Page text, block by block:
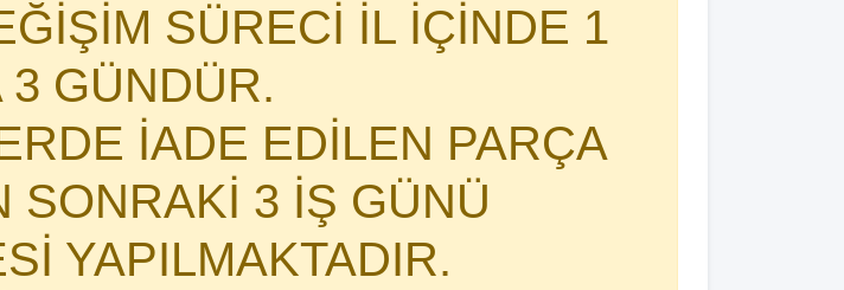
SÜRECİ İL İÇİNDE 1
GÜNDÜR.
İADE EDİLEN PARÇA
SONRAKİ 3 İŞ GÜNÜ
YAPILMAKTADIR.